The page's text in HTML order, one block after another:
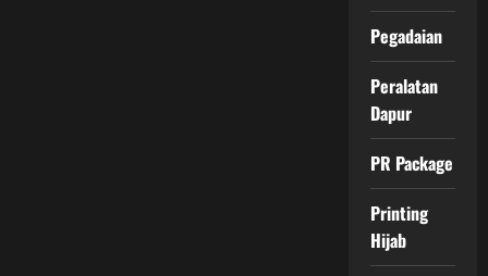
Pegadaian
Peralatan
Dapur
PR Package
Printing
Hijab